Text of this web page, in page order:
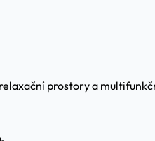
prostory a